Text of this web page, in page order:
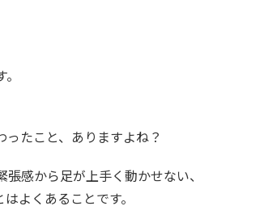
たこと、ありますよね？
感から足が上手く動かせない、
よくあることです。